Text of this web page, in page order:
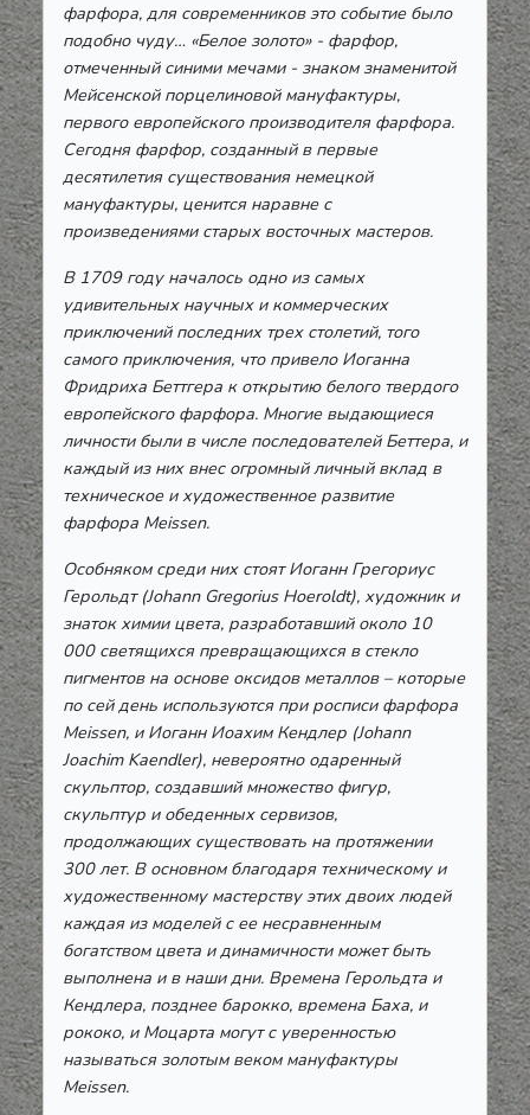
фарфора, для современников это событие было
подобно чуду… «Белое золото» - фарфор,
отмеченный синими мечами - знаком знаменитой
Мейсенской порцелиновой мануфактуры,
первого европейского производителя фарфора.
Сегодня фарфор, созданный в первые
десятилетия существования немецкой
мануфактуры, ценится наравне с
произведениями старых восточных мастеров.
В 1709 году началось одно из самых
удивительных научных и коммерческих
приключений последних трех столетий, того
самого приключения, что привело Иоганна
Фридриха Беттгера к открытию белого твердого
европейского фарфора. Многие выдающиеся
личности были в числе последователей Беттера, и
каждый из них внес огромный личный вклад в
техническое и художественное развитие
фарфора Meissen.
Особняком среди них стоят Иоганн Грегориус
Герольдт (Johann Gregorius Hoeroldt), художник и
знаток химии цвета, разработавший около 10
000 светящихся превращающихся в стекло
пигментов на основе оксидов металлов – которые
по сей день используются при росписи фарфора
Meissen, и Иоганн Иоахим Кендлер (Johann
Joachim Kaendler), невероятно одаренный
скульптор, создавший множество фигур,
скульптур и обеденных сервизов,
продолжающих существовать на протяжении
300 лет. В основном благодаря техническому и
художественному мастерству этих двоих людей
каждая из моделей с ее несравненным
богатством цвета и динамичности может быть
выполнена и в наши дни. Времена Герольдта и
Кендлера, позднее барокко, времена Баха, и
рококо, и Моцарта могут с уверенностью
называться золотым веком мануфактуры
Meissen.